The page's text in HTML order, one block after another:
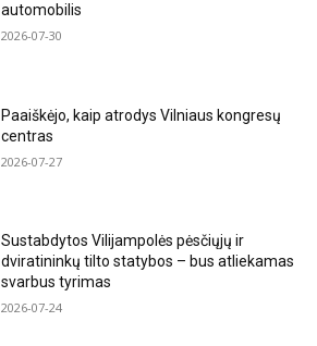
automobilis
2026-07-30
Paaiškėjo, kaip atrodys Vilniaus kongresų
centras
2026-07-27
Sustabdytos Vilijampolės pėsčiųjų ir
dviratininkų tilto statybos – bus atliekamas
svarbus tyrimas
2026-07-24